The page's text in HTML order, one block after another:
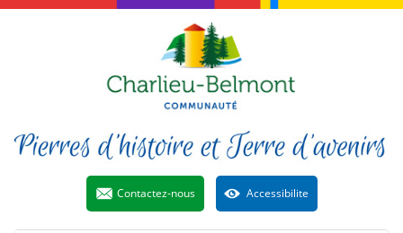
Contactez-nous Accessibilite